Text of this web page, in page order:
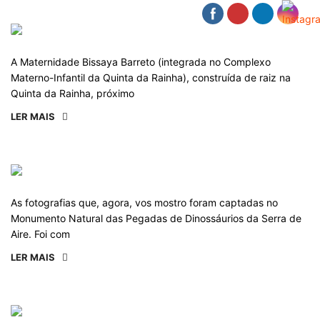
A Maternidade Bissaya Barreto (integrada no Complexo
Materno-Infantil da Quinta da Rainha), construída de raiz na
Quinta da Rainha, próximo
LER MAIS
As fotografias que, agora, vos mostro foram captadas no
Monumento Natural das Pegadas de Dinossáurios da Serra de
Aire. Foi com
LER MAIS